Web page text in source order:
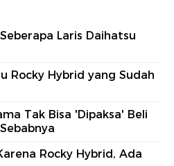
Laris Daihatsu
Rocky Hybrid yang Sudah
Tak Bisa 'Dipaksa' Beli
Rocky Hybrid, Ada